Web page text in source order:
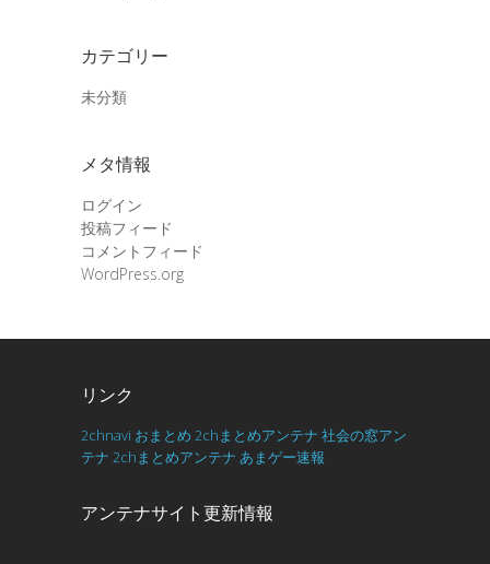
カテゴリー
未分類
メタ情報
ログイン
投稿フィード
コメントフィード
WordPress.org
リンク
2chnavi おまとめ 2chまとめアンテナ 社会の窓アン
テナ 2chまとめアンテナ あまゲー速報
アンテナサイト更新情報